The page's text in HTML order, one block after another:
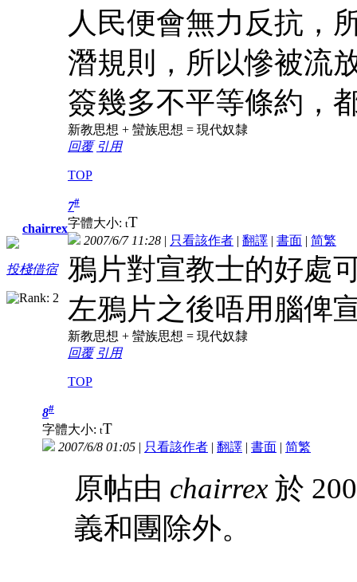
人民便會無力反抗，
潛規則，所以慘被流
簽幾多不平等條約，
新教思想 + 蠻族思想 = 現代奴隸
回覆 引用
TOP
chairrex
投棧借宿
7#
字體大小: tT
2007/6/7 11:28 | 只看該作者 | 翻譯 | 書面 | 简繁
鴉片對宣教士的好處
左鴉片之後唔用腦俾
新教思想 + 蠻族思想 = 現代奴隸
回覆 引用
TOP
8#
字體大小: tT
2007/6/8 01:05 | 只看該作者 | 翻譯 | 書面 | 简繁
原帖由 chairrex 於
義和團除外。